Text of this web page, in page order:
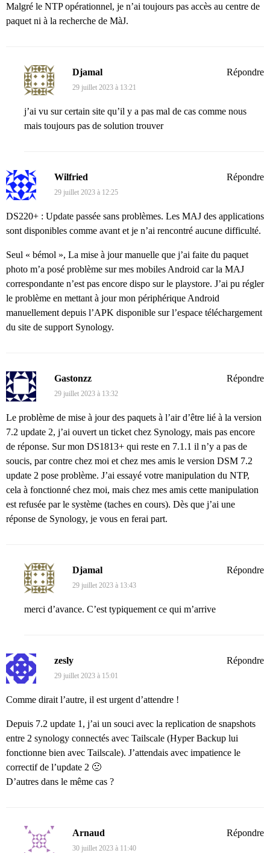
Malgré le NTP opérationnel, je n’ai toujours pas accès au centre de
paquet ni à la recherche de MàJ.
Djamal
29 juillet 2023 à 13:21
j’ai vu sur certain site qu’il y a pas mal de cas comme nous
mais toujours pas de solution trouver
Répondre
Wilfried
29 juillet 2023 à 12:25
DS220+ : Update passée sans problèmes. Les MAJ des applications
sont disponibles comme avant et je n’ai rencontré aucune difficulté.
Seul « bémol », La mise à jour manuelle que j’ai faite du paquet
photo m’a posé problème sur mes mobiles Android car la MAJ
correspondante n’est pas encore dispo sur le playstore. J’ai pu régler
le problème en mettant à jour mon périphérique Android
manuellement depuis l’APK disponible sur l’espace téléchargement
du site de support Synology.
Répondre
Gastonzz
29 juillet 2023 à 13:32
Le problème de mise à jour des paquets à l’air d’être lié à la version
7.2 update 2, j’ai ouvert un ticket chez Synology, mais pas encore
de réponse. Sur mon DS1813+ qui reste en 7.1.1 il n’y a pas de
soucis, par contre chez moi et chez mes amis le version DSM 7.2
update 2 pose problème. J’ai essayé votre manipulation du NTP,
cela à fonctionné chez moi, mais chez mes amis cette manipulation
est refusée par le système (taches en cours). Dès que j’ai une
réponse de Synology, je vous en ferai part.
Répondre
Djamal
29 juillet 2023 à 13:43
merci d’avance. C’est typiquement ce qui m’arrive
Répondre
zesly
29 juillet 2023 à 15:01
Comme dirait l’autre, il est urgent d’attendre !
Depuis 7.2 update 1, j’ai un souci avec la replication de snapshots
entre 2 synology connectés avec Tailscale (Hyper Backup lui
fonctionne bien avec Tailscale). J’attendais avec impatience le
correctif de l’update 2 🙁
D’autres dans le même cas ?
Répondre
Arnaud
30 juillet 2023 à 11:40
Répondre